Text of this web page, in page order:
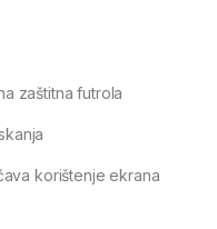
zaštitna futrola
korištenje ekrana